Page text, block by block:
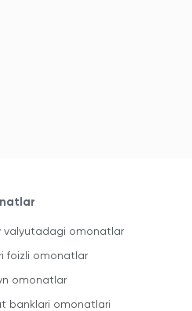
valyutadagi omonatlar
foizli omonatlar
omonatlar
banklari omonatlari